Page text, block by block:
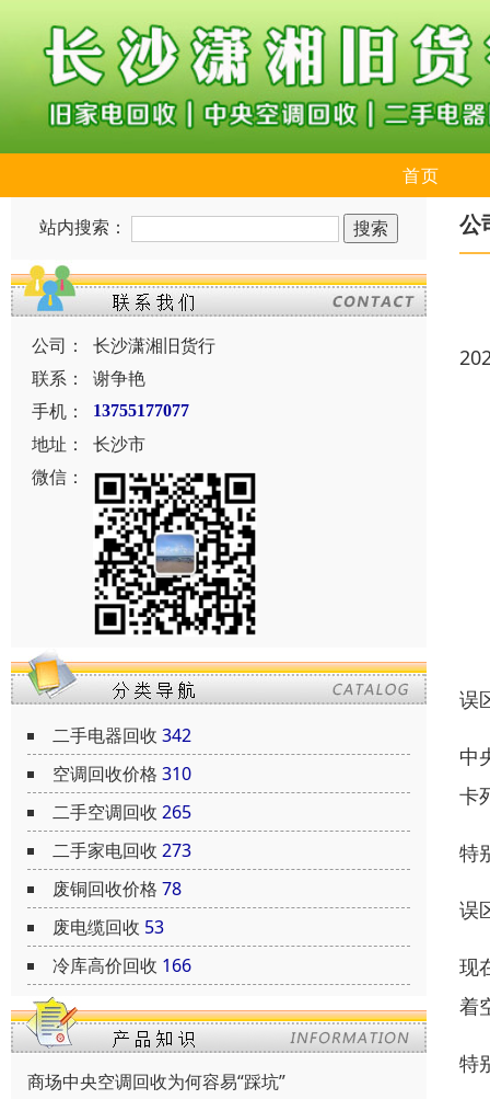
首页
站内搜索：
公司：
长沙潇湘旧货行
联系：
谢争艳
手机：
13755177077
地址：
长沙市
微信：
二手电器回收 342
空调回收价格 310
二手空调回收 265
二手家电回收 273
废铜回收价格 78
废电缆回收 53
冷库高价回收 166
商场中央空调回收为何容易“踩坑”
公
误
中
卡
特
误
现
着
特